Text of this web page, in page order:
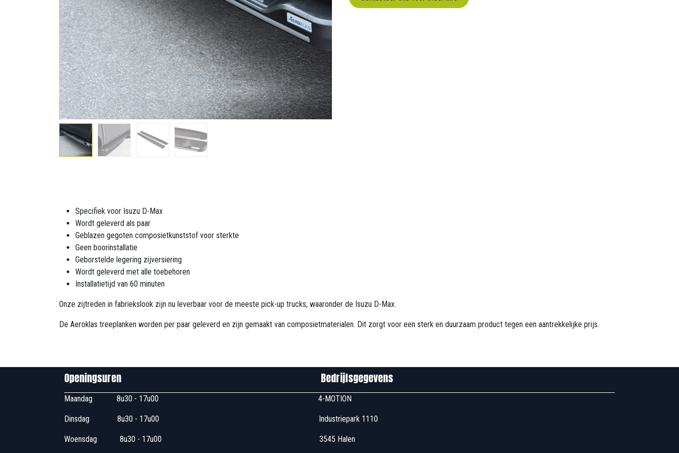
Specifiek voor Isuzu D-Max
Wordt geleverd als paar
Geblazen gegoten composietkunststof voor sterkte
Geen boorinstallatie
Geborstelde legering zijversiering
Wordt geleverd met alle toebehoren
Installatietijd van 60 minuten
Onze zijtreden in fabriekslook zijn nu leverbaar voor de meeste pick-up trucks, waaronder de Isuzu D-Max.
De Aeroklas treeplanken worden per paar geleverd en zijn gemaakt van composietmaterialen. Dit zorgt voor een sterk en duurzaam product tegen een aantrekkelijke prijs.
Openingsuren Bedrijfsgegevens
Maandag ​8u30 - 17u00 4-MOTION
Dinsdag ​8u30 - 17u00 Industriepark 1110
Woensdag ​​​ 8u30 - 17u00 3545 Halen